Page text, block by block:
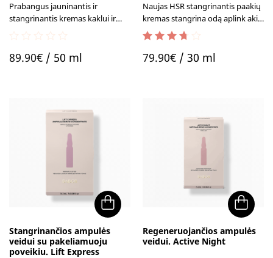
Prabangus jauninantis ir
stangrinantis kremas kaklui ir
naujų formavimąsi.
out
89.90€/ 50 ml
Naujas HSR stangrinantis paakių
kremas stangrina odą aplink akis,
pakelia viršutinį voką.
of 5
79.90€/ 30 ml
Stangrinančios ampulės
veidui su pakeliamuoju
poveikiu. Lift Express
Regeneruojančios ampulės
veidui. Active Night